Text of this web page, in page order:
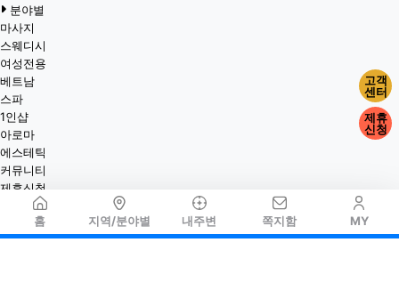
홈 지역/분야별 내주변 쪽지함 MY
분야별
마사지
스웨디시
여성전용
베트남
스파
1인샵
아로마
에스테틱
커뮤니티
제휴신청
고객
센터
제휴
신청